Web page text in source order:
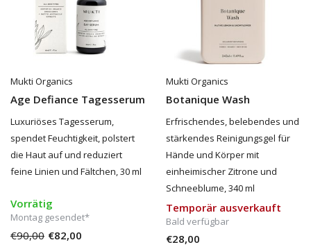
Mukti Organics
Age Defiance Tagesserum
Luxuriöses Tagesserum,
spendet Feuchtigkeit, polstert
die Haut auf und reduziert
feine Linien und Fältchen, 30 ml
Vorrätig
Montag gesendet*
€90,00 €82,00
Mukti Organics
Botanique Wash
Erfrischendes, belebendes und
stärkendes Reinigungsgel für
Hände und Körper mit
einheimischer Zitrone und
Schneeblume, 340 ml
Temporär ausverkauft
Bald verfügbar
€28,00